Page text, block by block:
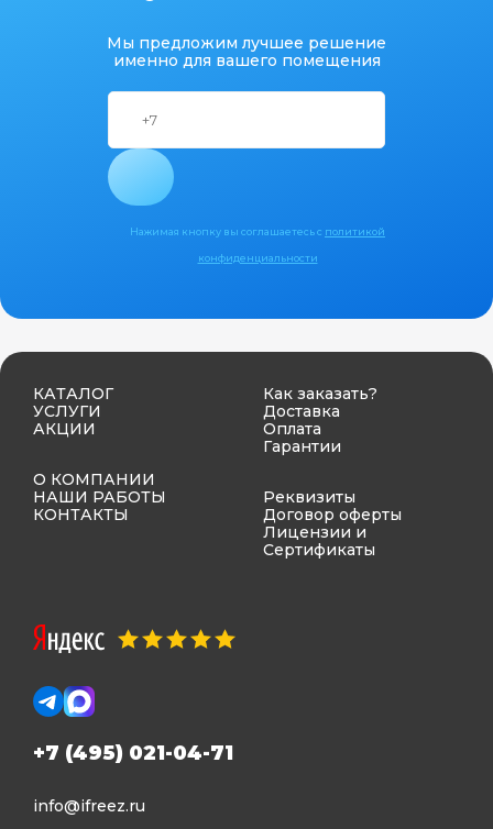
Мы предложим лучшее решение
именно для вашего помещения
Нажимая кнопку вы соглашаетесь с политикой
конфиденциальности
КАТАЛОГ
УСЛУГИ
АКЦИИ
О КОМПАНИИ
НАШИ РАБОТЫ
КОНТАКТЫ
Как заказать?
Доставка
Оплата
Гарантии
Реквизиты
Договор оферты
Лицензии и
Сертификаты
+7 (495) 021-04-71
info@ifreez.ru